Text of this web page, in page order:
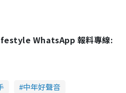
WhatsApp 報料專線:
中年好聲音